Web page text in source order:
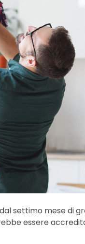
settimo mese di
essere